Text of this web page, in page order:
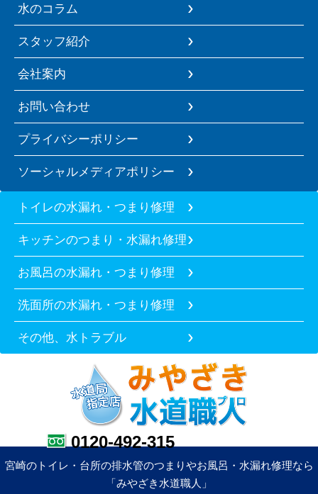
水のコラム
スタッフ紹介
会社案内
お問い合わせ
プライバシーポリシー
ソーシャルメディアポリシー
トイレの水漏れ・つまり修理
キッチンのつまり・水漏れ修理
お風呂の水漏れ・つまり修理
洗面所の水漏れ・つまり修理
その他、水トラブル
0120-492-315
宮崎のトイレ・台所の排水管のつまりやお風呂・水漏れ修理なら
「みやざき水道職人」